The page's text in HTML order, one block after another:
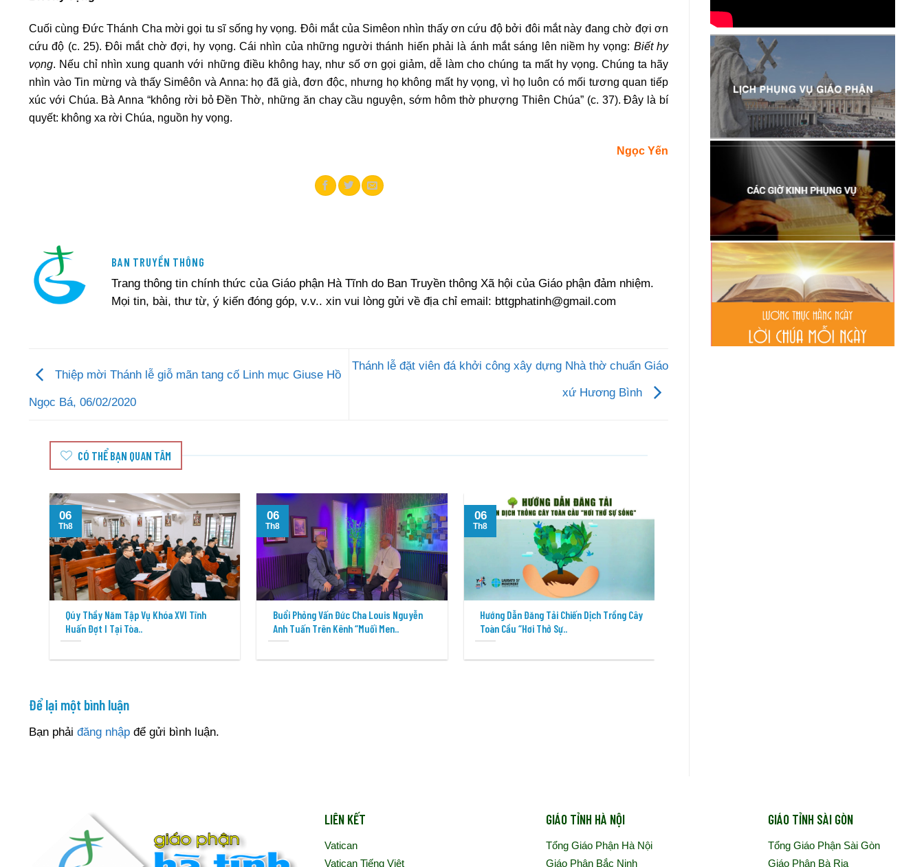
Cuối cùng Đức Thánh Cha mời gọi tu sĩ sống hy vọng. Đôi mắt của Simêon nhìn thấy ơn cứu độ bởi đôi mắt này đang chờ đợi ơn
cứu độ (c. 25). Đôi mắt chờ đợi, hy vọng. Cái nhìn của những người thánh hiến phải là ánh mắt sáng lên niềm hy vọng: Biết hy
vọng. Nếu chỉ nhìn xung quanh với những điều không hay, như số ơn gọi giảm, dễ làm cho chúng ta mất hy vọng. Chúng ta hãy
nhìn vào Tin mừng và thấy Simêôn và Anna: họ đã già, đơn độc, nhưng họ không mất hy vọng, vì họ luôn có mối tương quan tiếp
xúc với Chúa. Bà Anna “không rời bỏ Đền Thờ, những ăn chay cầu nguyện, sớm hôm thờ phượng Thiên Chúa” (c. 37). Đây là bí
quyết: không xa rời Chúa, nguồn hy vọng.
Ngọc Yến
BAN TRUYỀN THÔNG
Trang thông tin chính thức của Giáo phận Hà Tĩnh do Ban Truyền thông Xã hội của Giáo phận đảm nhiệm.
Mọi tin, bài, thư từ, ý kiến đóng góp, v.v.. xin vui lòng gửi về địa chỉ email: bttgphatinh@gmail.com
Thiệp mời Thánh lễ giỗ mãn tang cố Linh mục Giuse Hồ
Ngọc Bá, 06/02/2020
Thánh lễ đặt viên đá khởi công xây dựng Nhà thờ chuẩn Giáo
xứ Hương Bình
CÓ THỂ BẠN QUAN TÂM
Qúy Thầy Năm Tập Vụ Khóa XVI Tĩnh
Huấn Đợt I Tại Tòa..
06
Th8
Buổi Phỏng Vấn Đức Cha Louis Nguyễn
Anh Tuấn Trên Kênh “Muối Men..
06
Th8
Hướng Dẫn Đăng Tải Chiến Dịch Trồng Cây
Toàn Cầu “Hơi Thở Sự..
06
Th8
Để lại một bình luận
Bạn phải đăng nhập để gửi bình luận.
LIÊN KẾT
Vatican
Vatican Tiếng Việt
GIÁO TỈNH HÀ NỘI
Tổng Giáo Phận Hà Nội
Giáo Phận Bắc Ninh
GIÁO TỈNH SÀI GÒN
Tổng Giáo Phận Sài Gòn
Giáo Phận Bà Rịa